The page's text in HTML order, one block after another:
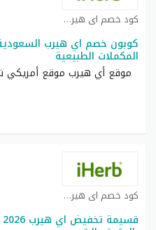
كود خصم اي هيرب كوبون
المكملات الطبيعية
موقع أي هيرب موقع أمريكي
كود خصم اي هيرب كوبون